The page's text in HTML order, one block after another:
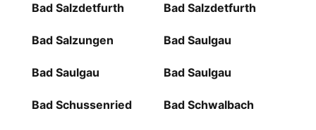
Bad Salzdetfurth Bad Salzdetfurth
Bad Salzungen Bad Saulgau
Bad Saulgau Bad Saulgau
Bad Schussenried Bad Schwalbach